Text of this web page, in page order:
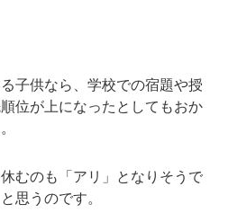
子供なら、学校での宿題や授
位が上になったとしてもおか
むのも「アリ」となりそうで
思うのです。